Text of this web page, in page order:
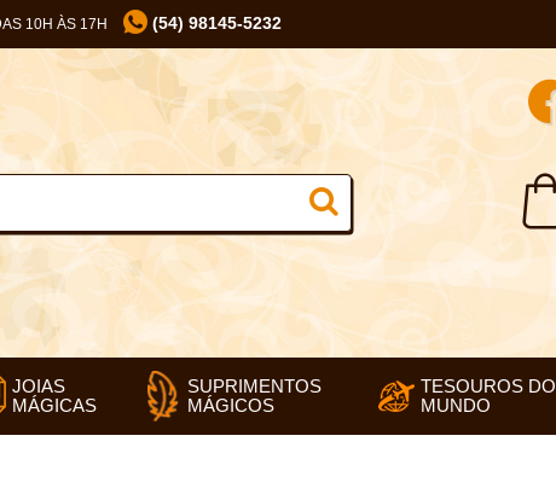
10H ÀS 17H (54) 98145-5232
JOIAS
MÁGICAS
SUPRIMENTOS
MÁGICOS
TESOUROS DO
MUNDO